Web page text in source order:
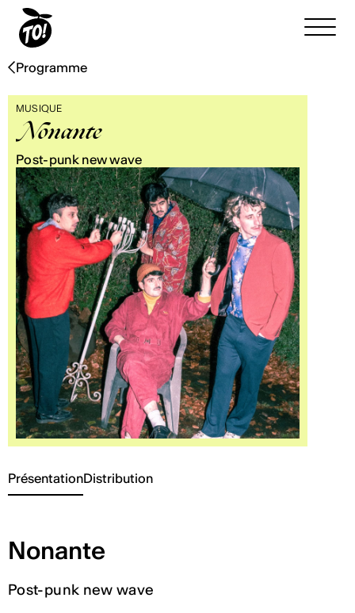
Programme
MUSIQUE
Nonante
Post-punk new wave
PrésentationDistribution
Nonante
Post-punk new wave